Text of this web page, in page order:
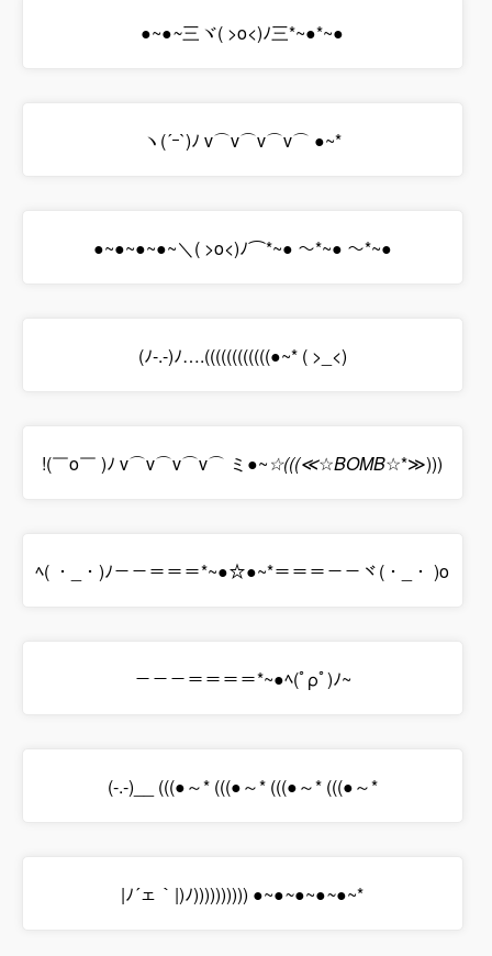
●~●~三ヾ( >o<)ﾉ三*~●*~●
ヽ(´ｰ`)ﾉ v⌒v⌒v⌒v⌒ ●~*
●~●~●~●~＼( >o<)ﾉ⌒*~● ～*~● ～*~●
(ﾉ-.-)ﾉ….((((((((((((●~* ( >_<)
!(￣o￣ )ﾉ v⌒v⌒v⌒v⌒ ミ●~☆(((≪☆BOMB☆*≫)))
ﾍ( ・_・)ﾉ－－＝＝＝*~●☆●~*＝＝＝－－ヾ(・_・ )o
－－－＝＝＝＝*~●ﾍ(ﾟρﾟ)ﾉ~
(-.-)__ (((●～* (((●～* (((●～* (((●～*
|ﾉ´ェ｀|)ﾉ)))))))))) ●~●~●~●~●~*